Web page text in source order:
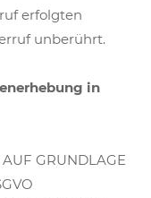
erfolgten
unberührt.
in
GRUNDLAGE